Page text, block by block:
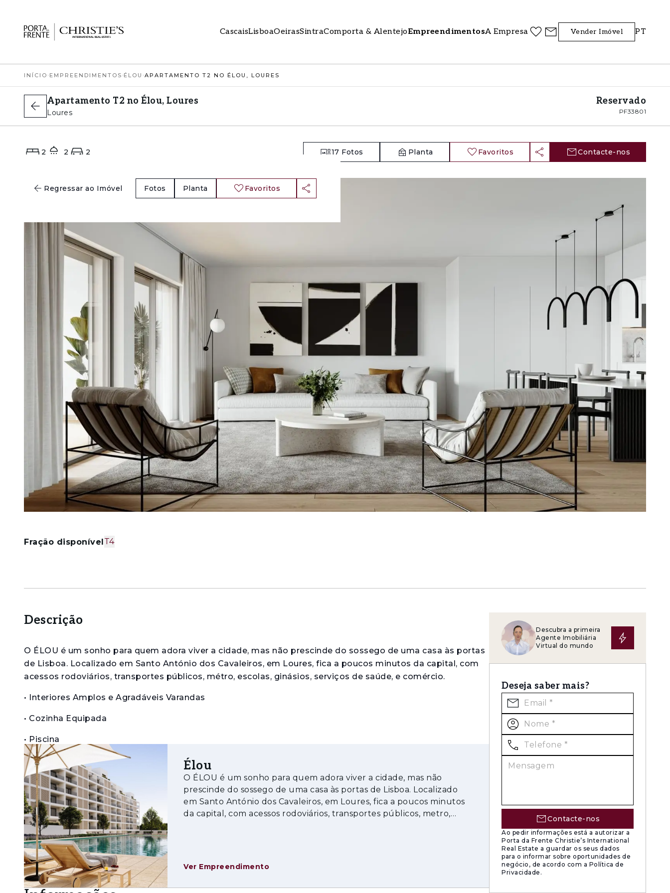
CascaisLisboaOeirasSintraComporta & AlentejoEmpreendimentosA Empresa Vender Imóvel PT
INÍCIO › EMPREENDIMENTOS ›ÉLOU ›APARTAMENTO T2 NO ÉLOU, LOURES
Apartamento T2 no Élou, Loures
Loures
Reservado
PF33801
2 2 2 17 Fotos Planta Favoritos Contacte-nos
Fração disponívelT4
Descrição
O ÉLOU é um sonho para quem adora viver a cidade, mas não prescinde do sossego de uma casa às portas
de Lisboa. Localizado em Santo António dos Cavaleiros, em Loures, fica a poucos minutos da capital, com
acessos rodoviários, transportes públicos, métro, escolas, ginásios, serviços de saúde, e comércio.
• Interiores Amplos e Agradáveis Varandas
• Cozinha Equipada
• Piscina
• Ginásio
• Sala Multiusos
• Lobby Decorado
• Zonas Verdes e de Lazer
• Bons Acessos ao Centro da Cidade
• Estacionamento Privativo
• Sustentabilidade e Eficiência Energética
Élou
O ÉLOU é um sonho para quem adora viver a cidade, mas não
prescinde do sossego de uma casa às portas de Lisboa. Localizado
em Santo António dos Cavaleiros, em Loures, fica a poucos minutos
da capital, com acessos rodoviários, transportes públicos, metro,
Ver Empreendimento
Descubra a primeira
Agente Imobiliária
Virtual do mundo
Deseja saber mais?
Contacte-nos
Ao pedir informações está a autorizar a
Porta da Frente Christie’s International
Real Estate a guardar os seus dados
para o informar sobre oportunidades de
negócio, de acordo com a Política de
Privacidade.
Regressar ao Imóvel Fotos Planta Favoritos